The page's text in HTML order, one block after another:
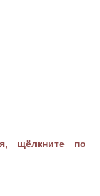
щёлкните по